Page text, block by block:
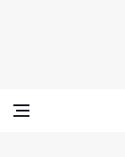
天堂
Vine Media
葡萄樹傳媒